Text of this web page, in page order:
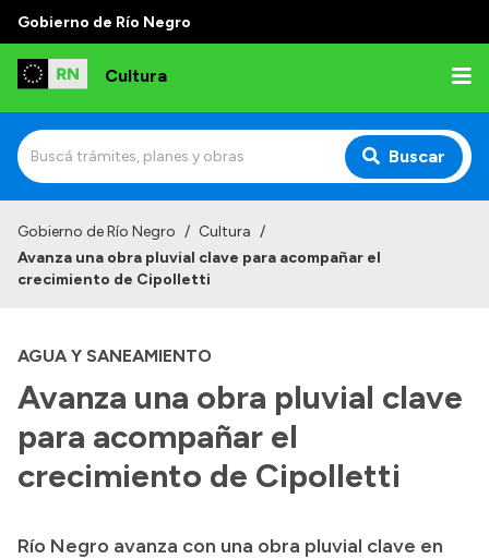
Gobierno de Río Negro
Cultura
Buscar
Institucional
Autoridades
Delegaciones
Normativa
Gobierno de Río Negro / Cultura /
Avanza una obra pluvial clave para acompañar el
crecimiento de Cipolletti
AGUA Y SANEAMIENTO
Avanza una obra pluvial clave
para acompañar el
crecimiento de Cipolletti
Río Negro avanza con una obra pluvial clave en